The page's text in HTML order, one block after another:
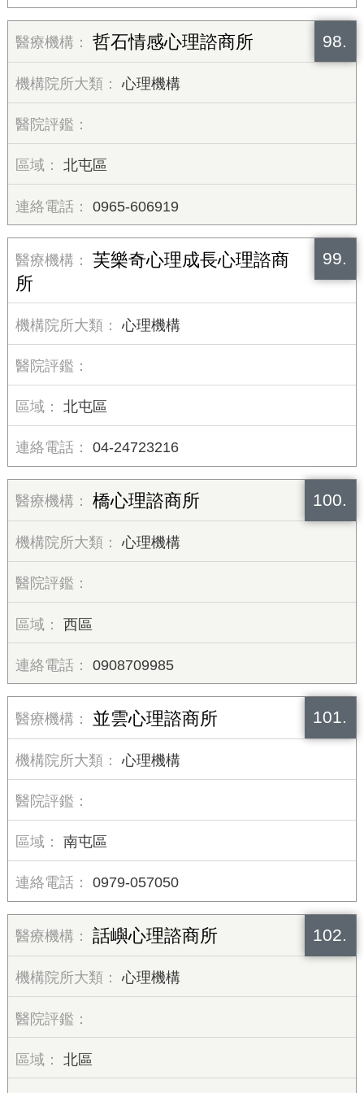
98.
哲石情感心理諮商所
心理機構
北屯區
0965-606919
99.
芙樂奇心理成長心理諮商
所
心理機構
北屯區
04-24723216
100.
橋心理諮商所
心理機構
西區
0908709985
101.
並雲心理諮商所
心理機構
南屯區
0979-057050
102.
話嶼心理諮商所
心理機構
北區